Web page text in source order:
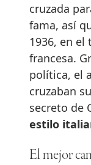
cruzada
fama, así
1936, en
francesa.
política, el
cruzaban
secreto de
estilo
El mejor